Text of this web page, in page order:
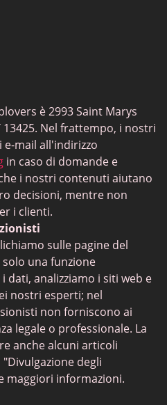
è 2993 Saint Marys
13425. Nel frattempo, i nostri
mail all'indirizzo
in caso di domande e
i nostri contenuti aiutano
decisioni, mentre non
i clienti.
sulle pagine del
una funzione
dati, analizziamo i siti web e
nostri esperti; nel
non forniscono ai
legale o professionale. La
anche alcuni articoli
degli
maggiori informazioni.